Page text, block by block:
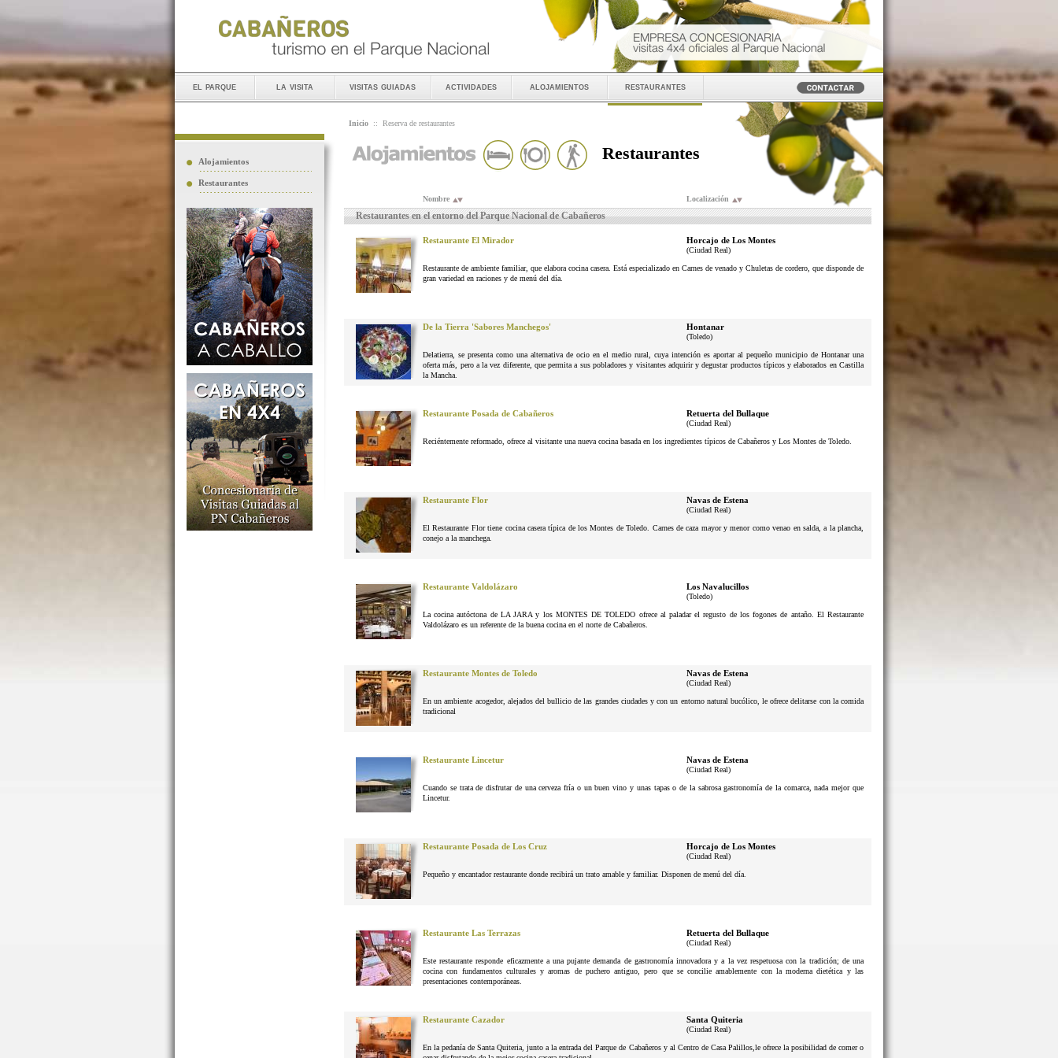
el parque la visita visitas guiadas actividades alojamientos restaurantes
Alojamientos
Restaurantes
Inicio :: Reserva de restaurantes
Restaurantes
Nombre Localización
Restaurantes en el entorno del Parque Nacional de Cabañeros
Restaurante El Mirador Horcajo de Los Montes
(Ciudad Real)
Restaurante de ambiente familiar, que elabora cocina casera. Está especializado en Carnes de venado y Chuletas de cordero, que disponde de
gran variedad en raciones y de menú del día.
De la Tierra 'Sabores Manchegos' Hontanar
(Toledo)
Delatierra, se presenta como una alternativa de ocio en el medio rural, cuya intención es aportar al pequeño municipio de Hontanar una
oferta más, pero a la vez diferente, que permita a sus pobladores y visitantes adquirir y degustar productos típicos y elaborados en Castilla
la Mancha.
Restaurante Posada de Cabañeros Retuerta del Bullaque
(Ciudad Real)
Reciéntemente reformado, ofrece al visitante una nueva cocina basada en los ingredientes típicos de Cabañeros y Los Montes de Toledo.
Restaurante Flor Navas de Estena
(Ciudad Real)
El Restaurante Flor tiene cocina casera típica de los Montes de Toledo. Carnes de caza mayor y menor como venao en salda, a la plancha,
conejo a la manchega.
Restaurante Valdolázaro Los Navalucillos
(Toledo)
La cocina autóctona de LA JARA y los MONTES DE TOLEDO ofrece al paladar el regusto de los fogones de antaño. El Restaurante
Valdolázaro es un referente de la buena cocina en el norte de Cabañeros.
Restaurante Montes de Toledo Navas de Estena
(Ciudad Real)
En un ambiente acogedor, alejados del bullicio de las grandes ciudades y con un entorno natural bucólico, le ofrece delitarse con la comida
tradicional
Restaurante Lincetur Navas de Estena
(Ciudad Real)
Cuando se trata de disfrutar de una cerveza fría o un buen vino y unas tapas o de la sabrosa gastronomía de la comarca, nada mejor que
Lincetur.
Restaurante Posada de Los Cruz Horcajo de Los Montes
(Ciudad Real)
Pequeño y encantador restaurante donde recibirá un trato amable y familiar. Disponen de menú del día.
Restaurante Las Terrazas Retuerta del Bullaque
(Ciudad Real)
Este restaurante responde eficazmente a una pujante demanda de gastronomía innovadora y a la vez respetuosa con la tradición; de una
cocina con fundamentos culturales y aromas de puchero antiguo, pero que se concilie amablemente con la moderna dietética y las
presentaciones contemporáneas.
Restaurante Cazador Santa Quiteria
(Ciudad Real)
En la pedanía de Santa Quiteria, junto a la entrada del Parque de Cabañeros y al Centro de Casa Palillos,le ofrece la posibilidad de comer o